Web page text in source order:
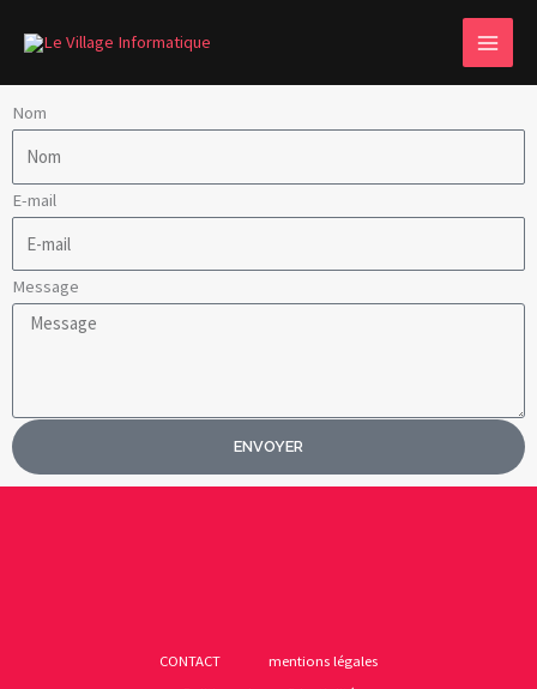
Nom
E-mail
Message
ENVOYER
CONTACT
mentions légales